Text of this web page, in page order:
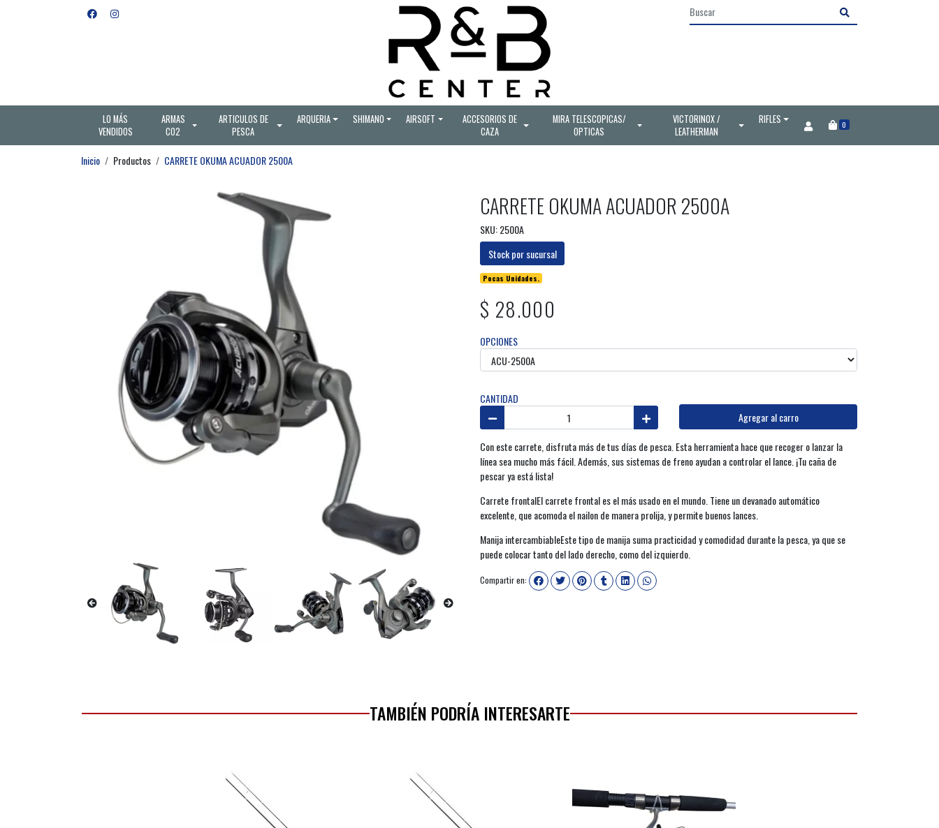
LO MÁS
VENDIDOS
ARMAS
CO2
ARTICULOS DE
PESCA
ARQUERIA SHIMANO AIRSOFT
ACCESORIOS DE
CAZA
MIRA TELESCOPICAS/
OPTICAS
VICTORINOX /
LEATHERMAN
RIFLES 0
Inicio Productos CARRETE OKUMA ACUADOR 2500A
CARRETE OKUMA ACUADOR 2500A
SKU: 2500A
Stock por sucursal
Pocas Unidades.
$ 28.000
OPCIONES
CANTIDAD
Agregar al carro
Con este carrete, disfruta más de tus días de pesca. Esta herramienta hace que recoger o lanzar la
línea sea mucho más fácil. Además, sus sistemas de freno ayudan a controlar el lance. ¡Tu caña de
pescar ya está lista!
Carrete frontalEl carrete frontal es el más usado en el mundo. Tiene un devanado automático
excelente, que acomoda el nailon de manera prolija, y permite buenos lances.
Manija intercambiableEste tipo de manija suma practicidad y comodidad durante la pesca, ya que se
puede colocar tanto del lado derecho, como del izquierdo.
Compartir en:
TAMBIÉN PODRÍA INTERESARTE